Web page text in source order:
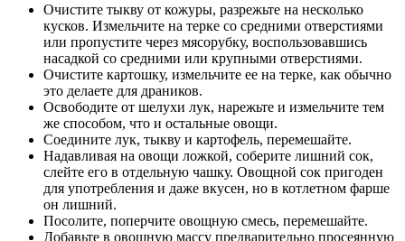
Очистите тыкву от кожуры, разрежьте на несколько
кусков. Измельчите на терке со средними отверстиями
или пропустите через мясорубку, воспользовавшись
насадкой со средними или крупными отверстиями.
Очистите картошку, измельчите ее на терке, как обычно
это делаете для драников.
Освободите от шелухи лук, нарежьте и измельчите тем
же способом, что и остальные овощи.
Соедините лук, тыкву и картофель, перемешайте.
Надавливая на овощи ложкой, соберите лишний сок,
слейте его в отдельную чашку. Овощной сок пригоден
для употребления и даже вкусен, но в котлетном фарше
он лишний.
Посолите, поперчите овощную смесь, перемешайте.
Добавьте в овощную массу предварительно просеянную